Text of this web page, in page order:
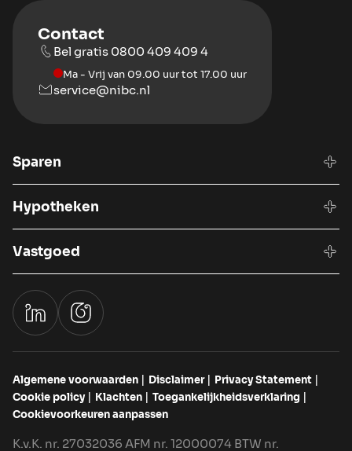
Contact
Bel gratis 0800 409 409 4
Ma - Vrij van 09.00 uur tot 17.00 uur
service@nibc.nl
Sparen
Hypotheken
Vastgoed
Algemene voorwaarden Disclaimer
Privacy Statement
Cookie policy
Klachten
Toegankelijkheidsverklaring
Cookievoorkeuren aanpassen
K.v.K. nr. 27032036 AFM nr. 12000074 BTW nr.